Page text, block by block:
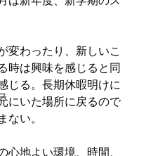
変わったり、新しいこ
時は興味を感じると同
じる。長期休暇明けに
にいた場所に戻るので
ない。
心地よい環境、時間、